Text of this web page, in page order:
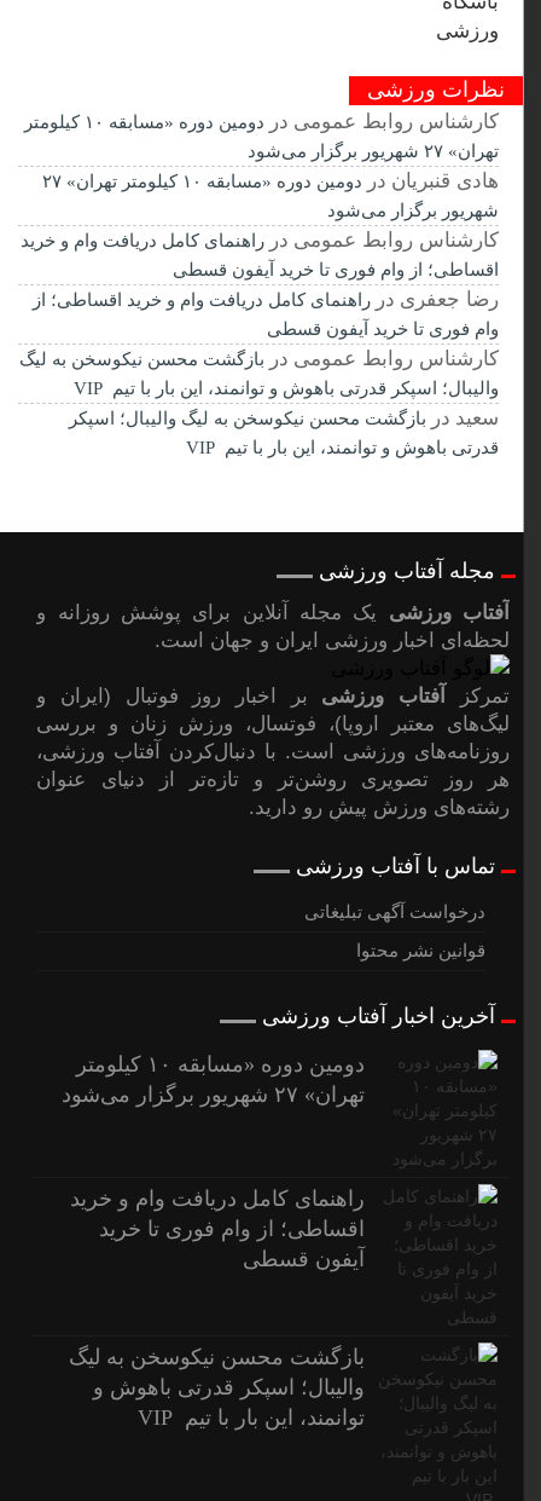
نظرات ورزشی
کارشناس روابط عمومیدر
دومین دوره «مسابقه ۱۰ کیلومتر
تهران» ۲۷ شهریور برگزار می‌شود
هادی قنبریاندر
دومین دوره «مسابقه ۱۰ کیلومتر تهران» ۲۷
شهریور برگزار می‌شود
کارشناس روابط عمومیدرراهنمای کامل دریافت وام و خرید
اقساطی؛ از وام فوری تا خرید آیفون قسطی
رضا جعفری درراهنمای کامل دریافت وام و خرید اقساطی؛ از
وام فوری تا خرید آیفون قسطی
کارشناس روابط عمومیدربازگشت محسن نیکوسخن به لیگ
والیبال؛ اسپکر قدرتی باهوش و توانمند، این بار با تیم VIP
سعیددربازگشت محسن نیکوسخن به لیگ والیبال؛ اسپکر
قدرتی باهوش و توانمند، این بار با تیم VIP
مجله آفتاب ورزشی
آفتاب ورزشییک مجله آنلاین برای پوشش روزانه و
لحظه‌ای اخبار ورزشی ایران و جهان است.
تمرکز آفتاب ورزشیبر اخبار روز فوتبال (ایران و
لیگ‌های معتبر اروپا)، فوتسال، ورزش زنان و بررسی
روزنامه‌های ورزشی است. با دنبال‌کردن آفتاب ورزشی،
هر روز تصویری روشن‌تر و تازه‌تر از دنیای عنوان
رشته‌های ورزش پیشِ رو دارید.
تماس با آفتاب ورزشی
درخواست آگهی تبلیغاتی
قوانین نشر محتوا
آخرین اخبار آفتاب ورزشی
دومین دوره «مسابقه ۱۰ کیلومتر
تهران» ۲۷ شهریور برگزار می‌شود
راهنمای کامل دریافت وام و خرید
اقساطی؛ از وام فوری تا خرید
آیفون قسطی
بازگشت محسن نیکوسخن به لیگ
والیبال؛ اسپکر قدرتی باهوش و
توانمند، این بار با تیم VIP